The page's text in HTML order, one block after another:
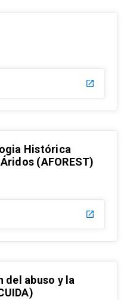
launch
Histórica
(AFOREST)
launch
del abuso y la